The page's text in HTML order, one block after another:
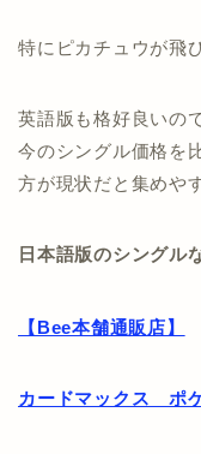
特にピカチュウが飛
英語版も格好良いの
今のシングル価格を
方が現状だと集めや
日本語版のシングル
【Bee本舗通販店】
カードマックス ポ